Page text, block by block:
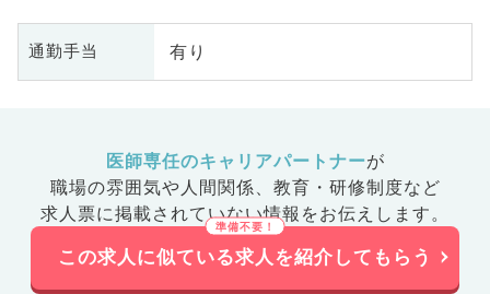
通勤手当 有り
医師専任のキャリアパートナーが
職場の雰囲気や人間関係、 教育・研修制度など
求人票に掲載されていない情報をお伝えします。
この求人に似ている求人を紹介してもらう